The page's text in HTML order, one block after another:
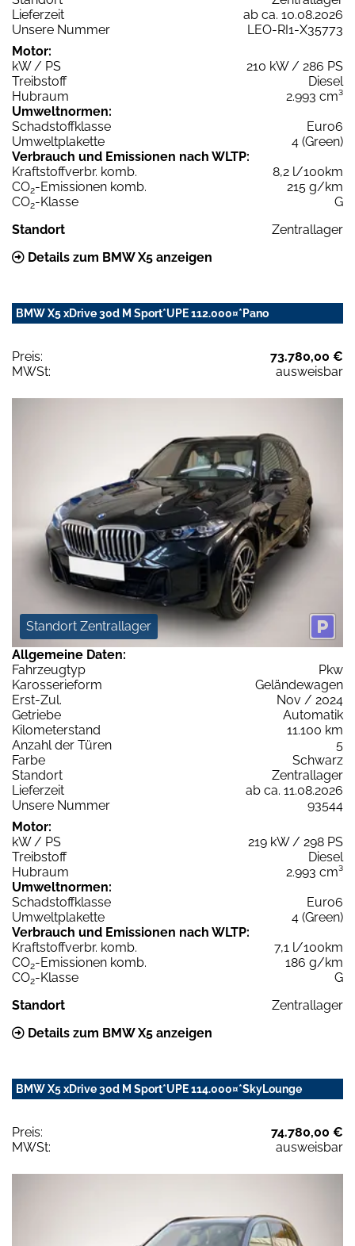
Lieferzeit
ab ca. 10.08.2026
Unsere Nummer
LEO-RI1-X35773
Motor:
kW / PS
210 kW / 286 PS
Treibstoff
Diesel
Hubraum
2.993 cm³
Umweltnormen:
Schadstoffklasse
Euro6
Umweltplakette
4 (Green)
Verbrauch und Emissionen nach WLTP:
Kraftstoffverbr. komb.
8,2 l/100km
CO2-Emissionen komb.
215 g/km
CO2-Klasse
G
Standort
Zentrallager
Details zum BMW X5 anzeigen
BMW X5 xDrive 30d M Sport*UPE 112.000¤*Pano
Preis:
73.780,00 €
MWSt:
ausweisbar
Standort Zentrallager
Allgemeine Daten:
Fahrzeugtyp
Pkw
Karosserieform
Geländewagen
Erst-Zul.
Nov / 2024
Getriebe
Automatik
Kilometerstand
11.100 km
Anzahl der Türen
5
Farbe
Schwarz
Standort
Zentrallager
Lieferzeit
ab ca. 11.08.2026
Unsere Nummer
93544
Motor:
kW / PS
219 kW / 298 PS
Treibstoff
Diesel
Hubraum
2.993 cm³
Umweltnormen:
Schadstoffklasse
Euro6
Umweltplakette
4 (Green)
Verbrauch und Emissionen nach WLTP:
Kraftstoffverbr. komb.
7,1 l/100km
CO2-Emissionen komb.
186 g/km
CO2-Klasse
G
Standort
Zentrallager
Details zum BMW X5 anzeigen
BMW X5 xDrive 30d M Sport*UPE 114.000¤*SkyLounge
Preis:
74.780,00 €
MWSt:
ausweisbar